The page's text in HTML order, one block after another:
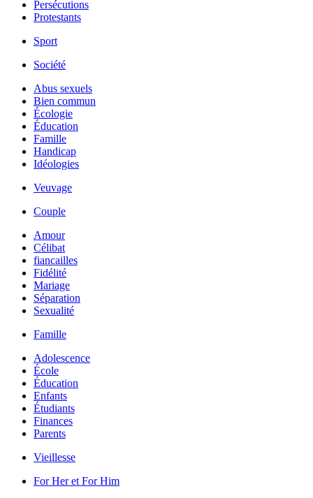
Persécutions
Protestants
Sport
Société
Abus sexuels
Bien commun
Écologie
Éducation
Famille
Handicap
Idéologies
Veuvage
Couple
Amour
Célibat
fiancailles
Fidélité
Mariage
Séparation
Sexualité
Famille
Adolescence
École
Éducation
Enfants
Étudiants
Finances
Parents
Vieillesse
For Her et For Him